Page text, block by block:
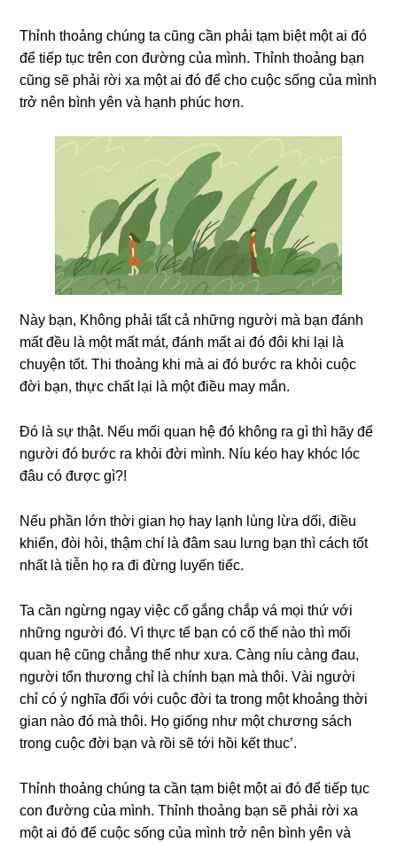
Thỉnh thoảng chúng ta cũng cần phải tạm biệt một ai đó
để tiếp tục trên con đường của mình. Thỉnh thoảng bạn
cũng sẽ phải rời xa một ai đó để cho cuộc sống của mình
trở nên bình yên và hạnh phúc hơn.
Này bạn, Không phải tất cả những người mà bạn đánh
mất đều là một mất mát, đánh mất ai đó đôi khi lại là
chuyện tốt. Thi thoảng khi mà ai đó bước ra khỏi cuộc
đời bạn, thực chất lại là một điều may mắn.
Đó là sự thật. Nếu mối quan hệ đó không ra gì thì hãy để
người đó bước ra khỏi đời mình. Níu kéo hay khóc lóc
đâu có được gì?!
Nếu phần lớn thời gian họ hay lạnh lùng lừa dối, điều
khiển, đòi hỏi, thậm chí là đâm sau lưng bạn thì cách tốt
nhất là tiễn họ ra đi đừng luyến tiếc.
Ta cần ngừng ngay việc cố gắng chắp vá mọi thứ với
những người đó. Vì thực tế bạn có cố thế nào thì mối
quan hệ cũng chẳng thể như xưa. Càng níu càng đau,
người tổn thương chỉ là chính bạn mà thôi. Vài người
chỉ có ý nghĩa đối với cuộc đời ta trong một khoảng thời
gian nào đó mà thôi. Họ giống như một chương sách
trong cuộc đời bạn và rồi sẽ tới hồi kết thuc’.
Thỉnh thoảng chúng ta cần tạm biệt một ai đó để tiếp tục
con đường của mình. Thỉnh thoảng bạn sẽ phải rời xa
một ai đó để cuộc sống của mình trở nên bình yên và